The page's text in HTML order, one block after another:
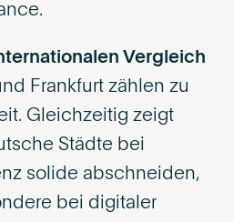
Vergleich
Frankfurt zählen zu
Gleichzeitig zeigt
Städte bei
solide abschneiden,
bei digitaler